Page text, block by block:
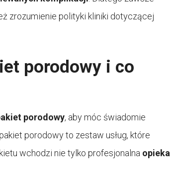
zrozumienie polityki kliniki dotyczącej
porodowy i co
porodowy, aby móc świadomie
porodowy to zestaw usług, które
wchodzi nie tylko profesjonalna opieka